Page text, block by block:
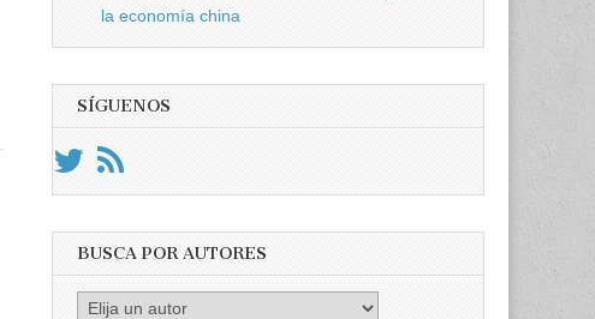
la economía china
SÍGUENOS
BUSCA POR AUTORES
Busca